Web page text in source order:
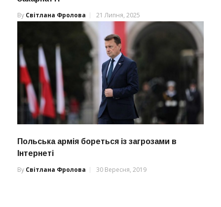
By Світлана Фролова 21 Липня, 2025
Польська армія бореться із загрозами в
Інтернеті
By Світлана Фролова 30 Вересня, 2019